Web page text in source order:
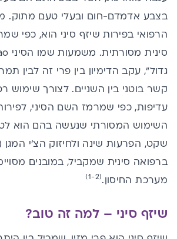
בצבע אדמדם-חום ובעלי טעם מתוק.
הרפואי בפירות שיזף סיני הוא, כפי
גדול״, עקב הדימיון בין פרי זה לבין
קשר בוטני בין השניים. לצורך שימוש
עדיפות, כפי שמרמז השם הסיני,
השימוש המסורתי שנעשה בהם הוא
ברפואה סינית שמקביל, במובנים
מערכת החיסון.(1-2)
שיזף סיני – למה זה טוב?